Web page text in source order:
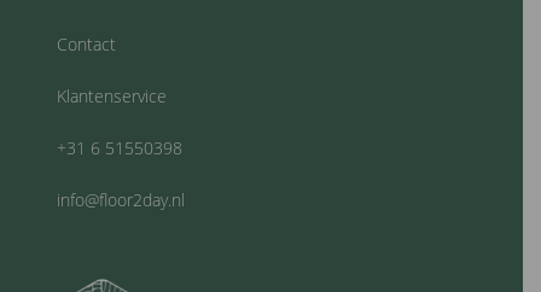
Contact
Klantenservice
+31 6 51550398
info@floor2day.nl